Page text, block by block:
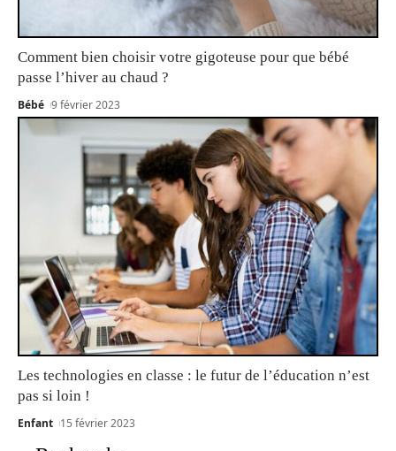
Comment bien choisir votre gigoteuse pour que bébé
passe l’hiver au chaud ?
Bébé 9 février 2023
Les technologies en classe : le futur de l’éducation n’est
pas si loin !
Enfant 15 février 2023